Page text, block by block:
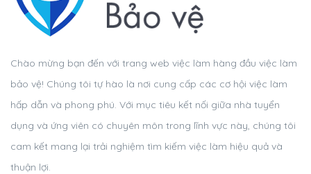
Chào mừng bạn đến với trang web việc làm hàng đầu việc làm
bảo vệ! Chúng tôi tự hào là nơi cung cấp các cơ hội việc làm
hấp dẫn và phong phú. Với mục tiêu kết nối giữa nhà tuyển
dụng và ứng viên có chuyên môn trong lĩnh vực này, chúng tôi
cam kết mang lại trải nghiệm tìm kiếm việc làm hiệu quả và
thuận lợi.